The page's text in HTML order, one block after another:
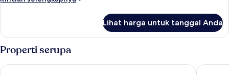
Apartemen,
2
kamar
tidur
Lihat harga untuk tanggal Anda
Properti serupa
Hotel Boss